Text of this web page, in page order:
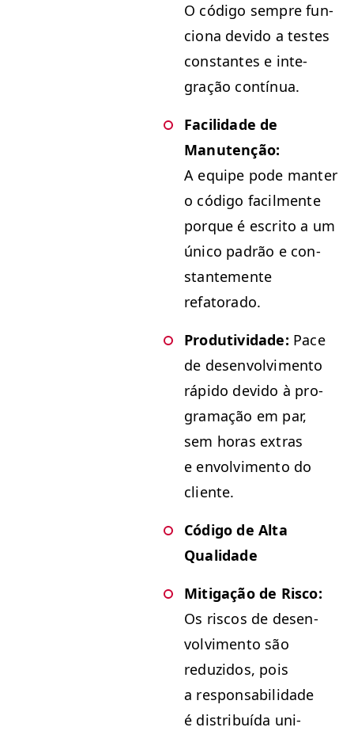
O códi­go sem­pre fun­
ciona dev­i­do a testes
con­stantes e inte­
gração contínua.
Facil­i­dade de
Manutenção:
A equipe pode man­ter
o códi­go facil­mente
porque é escrito a um
úni­co padrão e con­
stan­te­mente
refatorado.
Pro­du­tivi­dade: Pace
de desen­volvi­men­to
rápi­do dev­i­do à pro­
gra­mação em par,
sem horas extras
e envolvi­men­to do
cliente.
Códi­go de Alta
Qualidade
Mit­i­gação de Risco:
Os riscos de desen­
volvi­men­to são
reduzi­dos, pois
a respon­s­abil­i­dade
é dis­tribuí­da uni­